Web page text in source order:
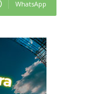
WhatsApp